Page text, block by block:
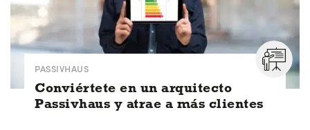
PASSIVHAUS
Conviértete en un arquitecto
Passivhaus y atrae a más clientes